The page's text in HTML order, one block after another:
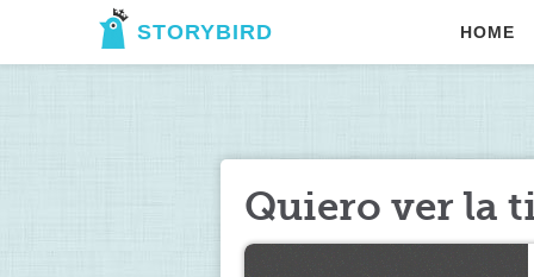
STORYBIRD HOME
Quiero ver la